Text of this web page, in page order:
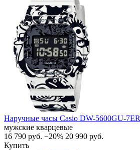
Наручные часы Casio DW-5600GU-7ER
мужские кварцевые
16 790 руб. −20% 20 990 руб.
Купить